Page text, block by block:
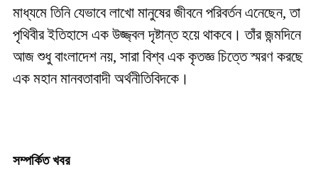
মাধ্যমে তিনি যেভাবে লাখো মানুষের জীবনে পরিবর্তন এনেছেন, তা
পৃথিবীর ইতিহাসে এক উজ্জ্বল দৃষ্টান্ত হয়ে থাকবে। তাঁর জন্মদিনে
আজ শুধু বাংলাদেশ নয়, সারা বিশ্ব এক কৃতজ্ঞ চিত্তে স্মরণ করছে
এক মহান মানবতাবাদী অর্থনীতিবিদকে।
সম্পর্কিত খবর